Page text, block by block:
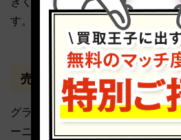
す。
売却前にクリーニングや付
グラフィックボードを売却する前
ーニングを行い、付属品を揃える